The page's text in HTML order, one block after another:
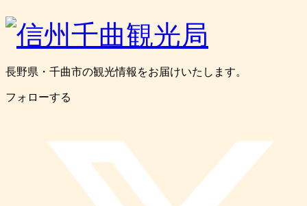
長野県・千曲市の観光情報をお届けいたします。
フォローする